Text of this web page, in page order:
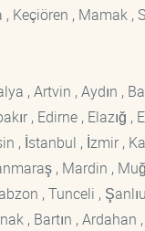
Keçiören , Mamak ,
, Artvin , Aydın ,
, Edirne , Elazığ
, İstanbul , İzmir ,
, Mardin ,
, Tunceli ,
, Bartın , Ardahan